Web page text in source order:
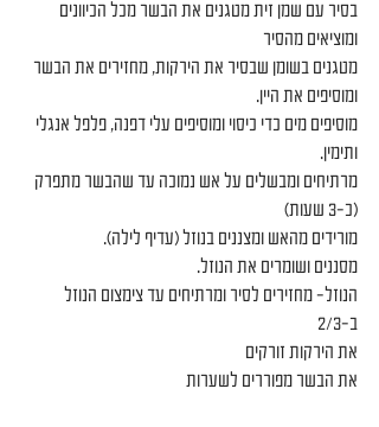
בסיר עם שמן זית מטגנים את הבשר מכל הכיוונים
ומוציאים מהסיר
מטגנים בשומן שבסיר את הירקות, מחזירים את הבשר
ומוסיפים את היין.
מוסיפים מים כדי כיסוי ומוסיפים עלי דפנה, פלפל אנגלי
ותימין.
מרתיחים ומבשלים על אש נמוכה עד שהבשר מתפרק
(כ-3 שעות)
מורידים מהאש ומצננים בנוזל (עדיף לילה).
מסננים ושומרים את הנוזל.
הנוזל- מחזירים לסיר ומרתיחים עד צימצום הנוזל
ב-2/3
את הירקות זורקים
את הבשר מפוררים לשערות